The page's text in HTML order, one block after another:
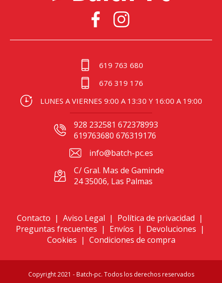
619 763 680
676 319 176
LUNES A VIERNES 9:00 A 13:30 Y 16:00 A 19:00
928 232581 672378993
619763680 676319176
info@batch-pc.es
C/ Gral. Mas de Gaminde
24 35006, Las Palmas
Contacto | Aviso Legal | Política de privacidad |
Preguntas frecuentes | Envíos | Devoluciones |
Cookies | Condiciones de compra
Copyright 2021 - Batch-pc. Todos los derechos reservados